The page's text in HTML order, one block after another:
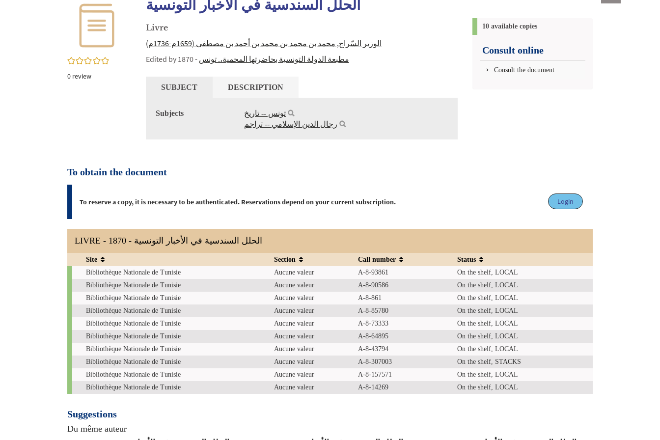
0/5
0 review
الحلل السندسية في الأخبار التونسية
Livre
الوزير السّراج, محمد بن محمد بن محمد بن أحمد بن مصطفى (1659م-1736م)
Edited by
مطبعة الدولة التونسية بحاضرتها المحمية،. تونس - 1870
SUBJECT DESCRIPTION
Subjects
تونس -- تاريخ
رجال الدين الإسلامي -- تراجم
10 available copies
Consult online
Consult the document
To obtain the document
To reserve a copy, it is necessary to be authenticated. Reservations depend on your current subscription. Login
LIVRE - 1870 - الحلل السندسية في الأخبار التونسية
Site Section Call number
Status
Bibliothèque Nationale de Tunisie
Aucune valeur A-8-93861
On the shelf, LOCAL
Bibliothèque Nationale de Tunisie
Aucune valeur A-8-90586
On the shelf, LOCAL
Bibliothèque Nationale de Tunisie
Aucune valeur A-8-861
On the shelf, LOCAL
Bibliothèque Nationale de Tunisie
Aucune valeur A-8-85780
On the shelf, LOCAL
Bibliothèque Nationale de Tunisie
Aucune valeur A-8-73333
On the shelf, LOCAL
Bibliothèque Nationale de Tunisie
Aucune valeur A-8-64895
On the shelf, LOCAL
Bibliothèque Nationale de Tunisie
Aucune valeur A-8-43794
On the shelf, LOCAL
Bibliothèque Nationale de Tunisie
Aucune valeur A-8-307003
On the shelf, STACKS
Bibliothèque Nationale de Tunisie
Aucune valeur A-8-157571
On the shelf, LOCAL
Bibliothèque Nationale de Tunisie
Aucune valeur A-8-14269 On the shelf, LOCAL
Suggestions
Du même auteur